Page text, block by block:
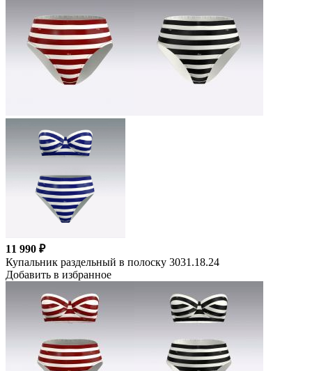
11 990 ₽
Купальник раздельный в полоску 3031.18.24
Добавить в избранное